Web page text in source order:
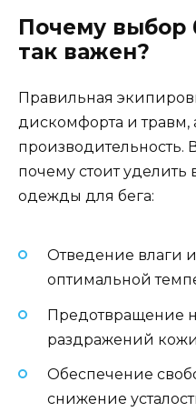
Почему выбор
так важен?
Правильная
дискомфорта и травм,
производительность.
почему стоит
одежды для бега:
Отведение влаги
оптимальной
Предотвращение
раздражений
Обеспечение
снижение